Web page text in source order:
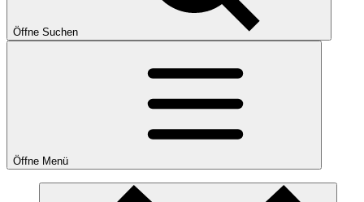
Öffne Suchen
Öffne Menü